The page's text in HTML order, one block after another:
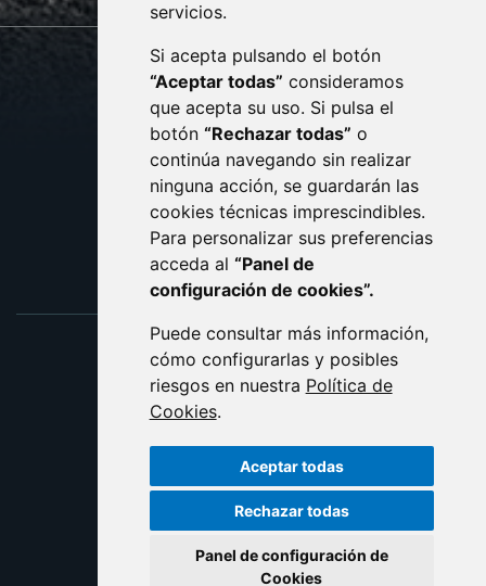
servicios.
Si acepta pulsando el botón
“Aceptar todas” consideramos
que acepta su uso. Si pulsa el
botón “Rechazar todas” o
continúa navegando sin realizar
ninguna acción, se guardarán las
cookies técnicas imprescindibles.
Para personalizar sus preferencias
acceda al “Panel de
configuración de cookies”.
Puede consultar más información,
cómo configurarlas y posibles
riesgos en nuestra Política de
Cookies.
Aceptar todas
Rechazar todas
Panel de configuración de
Cookies
CONTACTO
AVISO LEGAL
PROTECCIÓN DE DATOS
POLÍTICA DE COOKIES
ACCESIBILIDAD
ENLACE EXTERNO AL